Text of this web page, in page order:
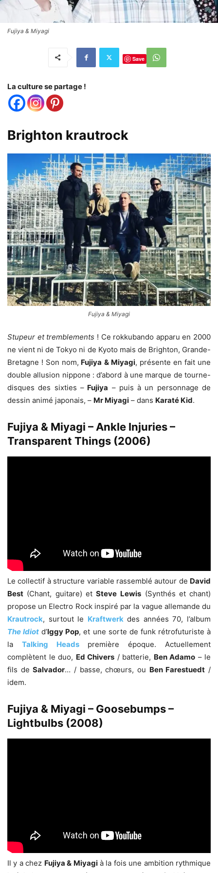
Fujiya & Miyagi
Save
La culture se partage !
Brighton krautrock
Fujiya & Miyagi
Stupeur et tremblements ! Ce rokkubando apparu en 2000
ne vient ni de Tokyo ni de Kyoto mais de Brighton, Grande-
Bretagne ! Son nom, Fujiya & Miyagi, présente en fait une
double allusion nippone : d’abord à une marque de tourne-
disques des sixties –Fujiya – puis à un personnage de
dessin animé japonais, – Mr Miyagi – dans Karaté Kid.
Fujiya & Miyagi – Ankle Injuries –
Transparent Things (2006)
Le collectif à structure variable rassemblé autour de David
Best (Chant, guitare) et Steve Lewis (Synthés et chant)
propose un Electro Rock inspiré par la vague allemande du
Krautrock, surtout le Kraftwerk des années 70, l’album
The Idiot d’Iggy Pop, et une sorte de funk rétrofuturiste à
la Talking Headspremière époque. Actuellement
complètent le duo, Ed Chivers / batterie, Ben Adamo – le
fils deSalvador… / basse, chœurs, ou Ben Farestuedt /
idem.
Fujiya & Miyagi – Goosebumps –
Lightbulbs (2008)
Il y a chez Fujiya & Miyagià la fois une ambition rythmique